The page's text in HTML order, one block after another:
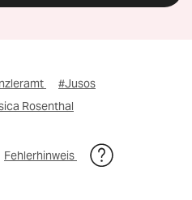
#Jusos
Rosenthal
Fehlerhinweis